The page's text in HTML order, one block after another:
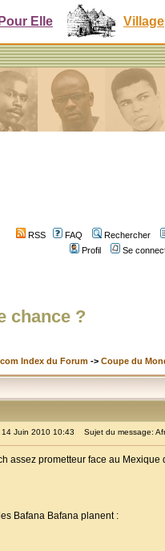
Elle Village
RSS FAQ
Rechercher
Profil
Se
chance ?
Index du Forum -> Coupe du
Juin 2010 10:43 Sujet du message:
assez prometteur face au
Bafana Bafana planent :